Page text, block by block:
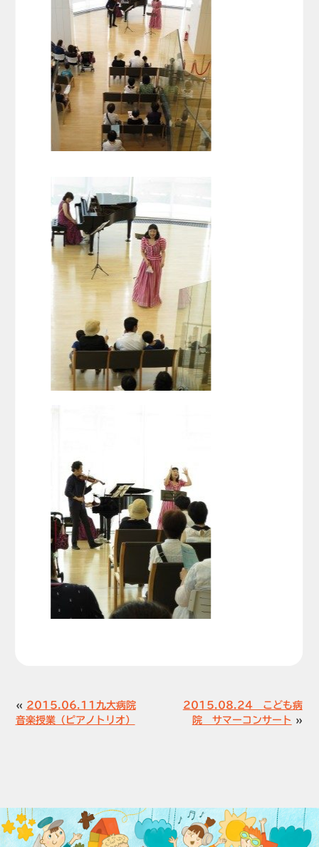
« 2015.06.11九大病院
音楽授業（ピアノトリオ）
2015.08.24 こども病
院 サマーコンサート »